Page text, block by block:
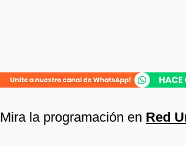
Mira la programación en Red